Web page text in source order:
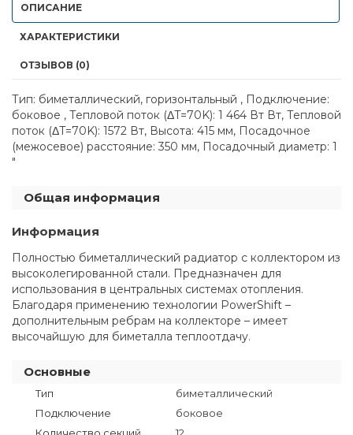
ОПИСАНИЕ
ХАРАКТЕРИСТИКИ
ОТЗЫВОВ (0)
Тип: биметаллический, горизонтальный , Подключение:
боковое , Тепловой поток (ΔT=70K): 1 464 Вт Вт, Тепловой
поток (ΔT=70K): 1572 Вт, Высота: 415 мм, Посадочное
(межосевое) расстояние: 350 мм, Посадочный диаметр: 1
"
Общая информация
Информация
Полностью биметаллический радиатор с коллектором из
высоколегированной стали. Предназначен для
использования в центральных системах отопления.
Благодаря применению технологии PowerShift –
дополнительным ребрам на коллекторе – имеет
высочайшую для биметалла теплоотдачу.
Основные
Тип
биметаллический
Подключение
боковое